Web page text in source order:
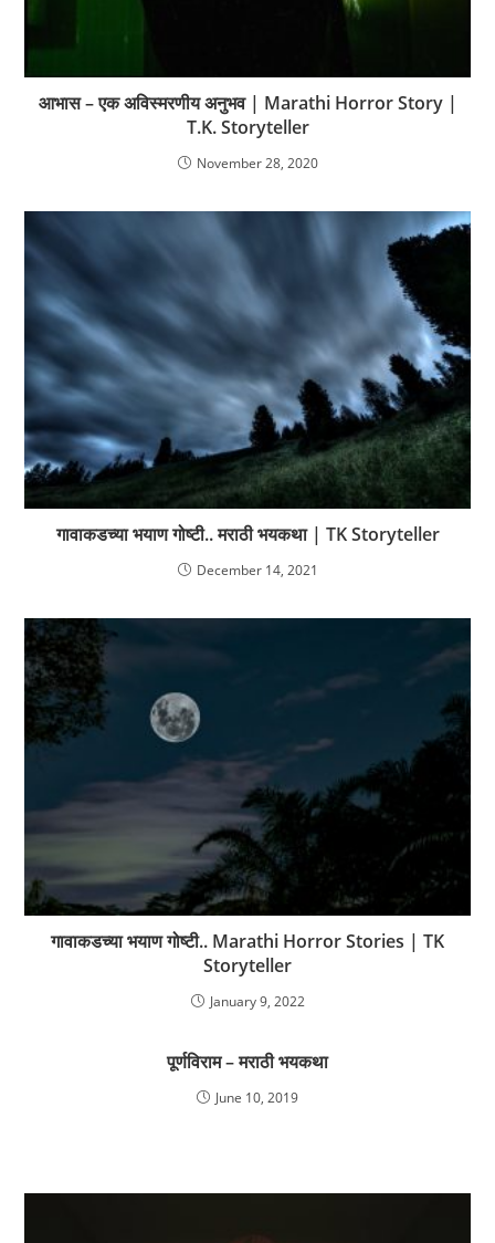
आभास – एक अविस्मरणीय अनुभव | Marathi Horror Story |
T.K. Storyteller
November 28, 2020
गावाकडच्या भयाण गोष्टी.. मराठी भयकथा | TK Storyteller
December 14, 2021
गावाकडच्या भयाण गोष्टी.. Marathi Horror Stories | TK
Storyteller
January 9, 2022
पूर्णविराम – मराठी भयकथा
June 10, 2019